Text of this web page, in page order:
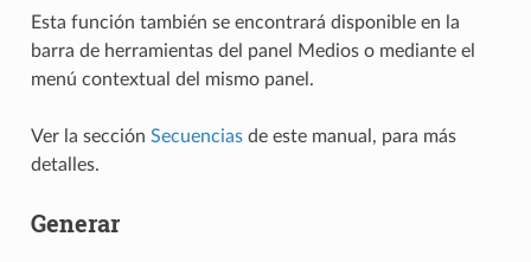
Esta función también se encontrará disponible en la
barra de herramientas del panel Medios o mediante el
menú contextual del mismo panel.
Ver la sección Secuenciasde este manual, para más
detalles.
Generar